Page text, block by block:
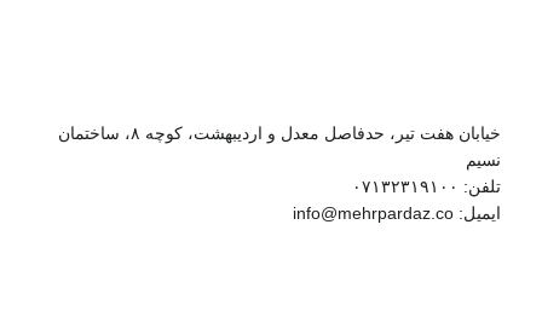
خیابان هفت تیر، حدفاصل معدل و اردیبهشت، کوچه ۸، ساختمان
نسیم
تلفن: ۰۷۱۳۲۳۱۹۱۰۰
ایمیل: info@mehrpardaz.co